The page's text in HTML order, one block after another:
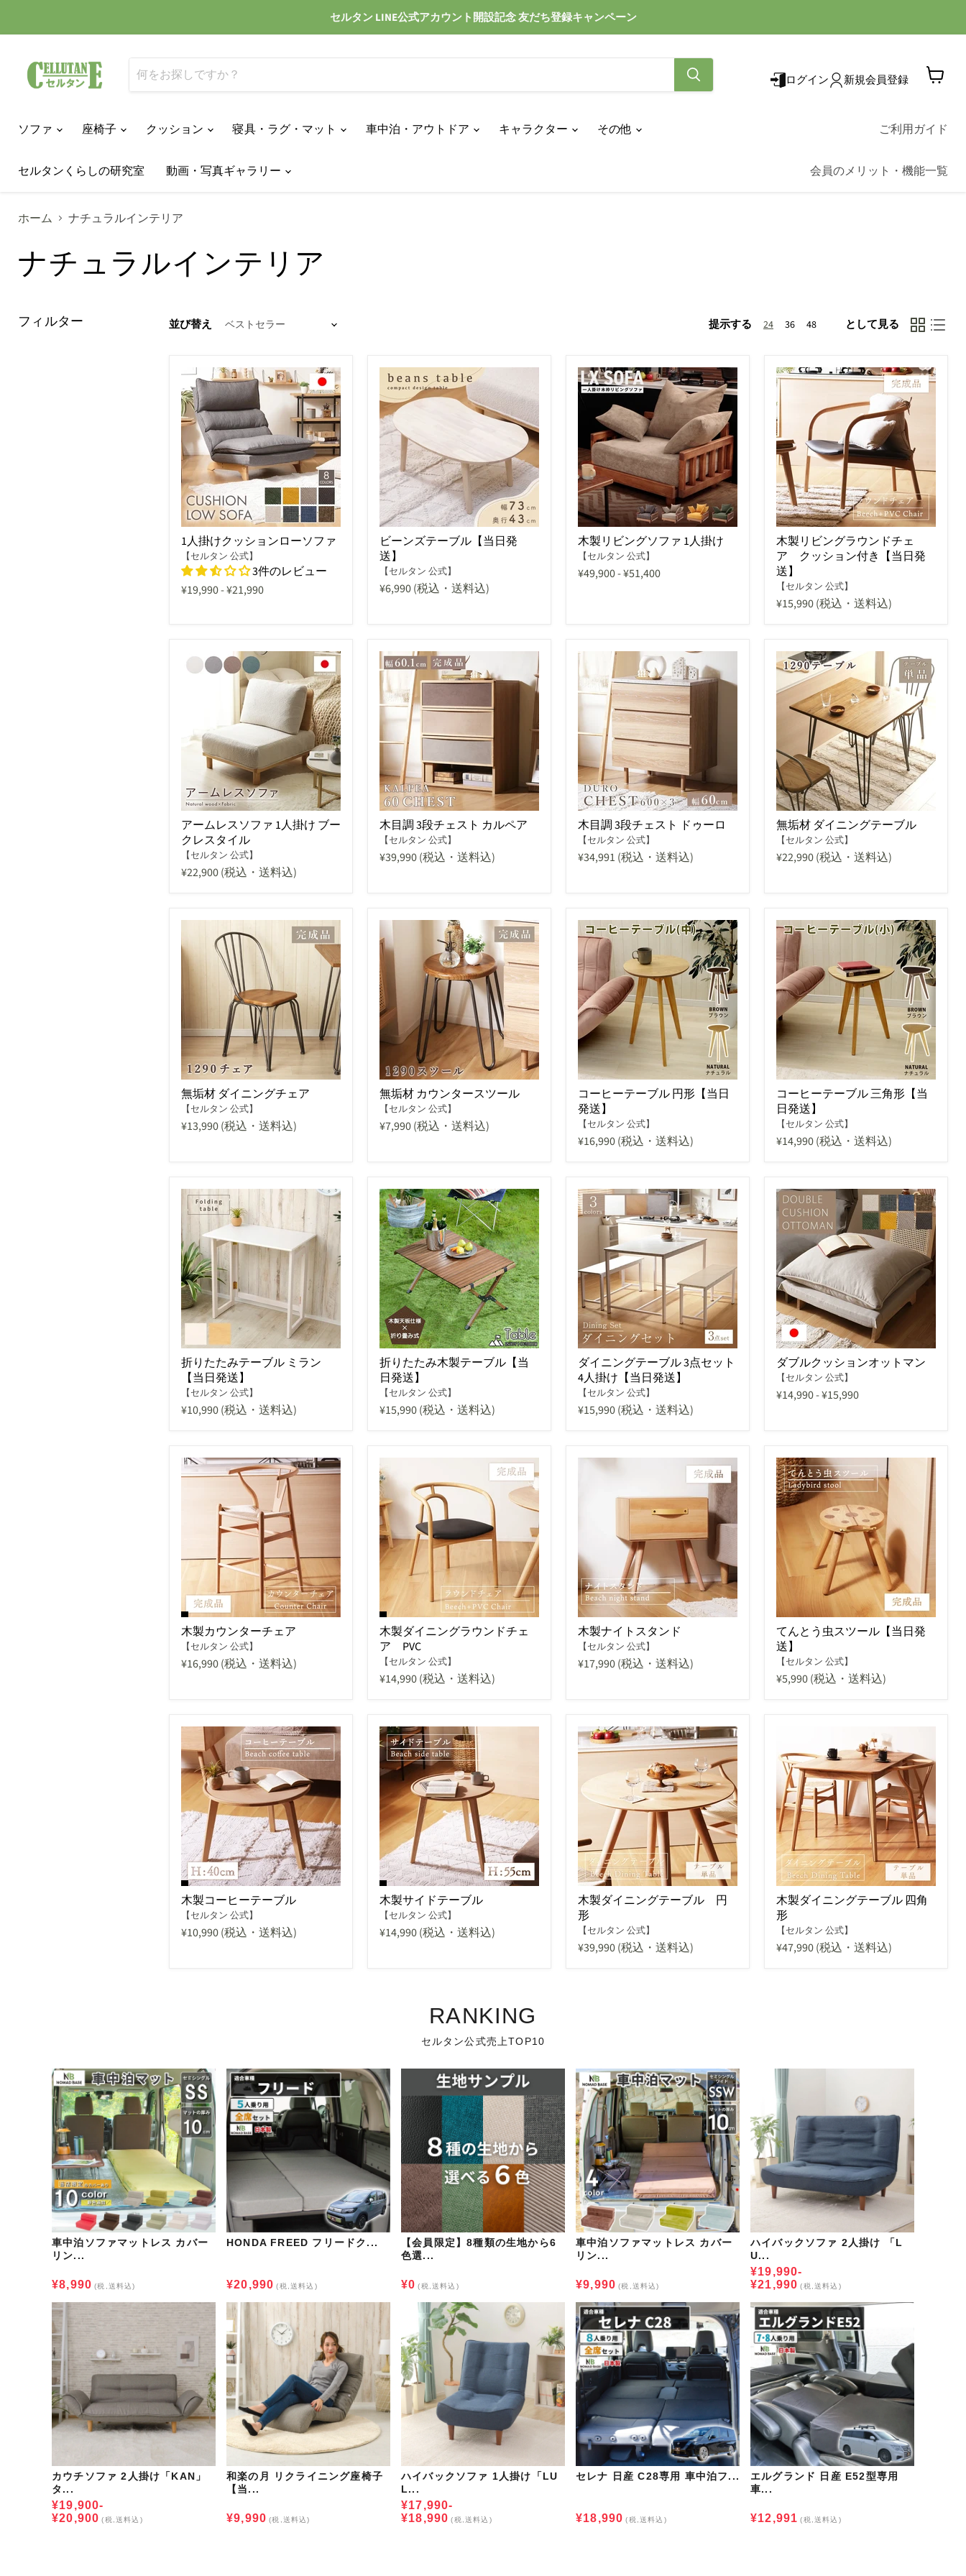
セルタン LINE公式アカウント開設記念 友だち登録キャンペーン
ログイン 新規会員登録
を
ソファ 座椅子 クッション 寝具・ラグ・マット 車中泊・アウトドア キャラクター その他
セルタンくらしの研究室 動画・写真ギャラリー
ご利用ガイド
会員のメリット・機能一覧
ホーム ナチュラルインテリア
ナチュラルインテリア
フィルター 並び替え 提示する 24 36 48 として見る
1人掛けクッションローソファ
【セルタン 公式】
3件のレビュー
¥19,990-¥21,990
ビーンズテーブル【当日発
送】
【セルタン 公式】
¥6,990(税込・送料込)
木製リビングソファ 1人掛け
【セルタン 公式】
¥49,900-¥51,400
木製リビングラウンドチェ
ア クッション付き【当日発
送】
【セルタン 公式】
¥15,990(税込・送料込)
アームレスソファ 1人掛け ブー
クレスタイル
【セルタン 公式】
¥22,900(税込・送料込)
木目調 3段チェスト カルペア
【セルタン 公式】
¥39,990(税込・送料込)
木目調 3段チェスト ドゥーロ
【セルタン 公式】
¥34,991 (税込・送料込)
無垢材 ダイニングテーブル
【セルタン 公式】
¥22,990(税込・送料込)
無垢材 ダイニングチェア
【セルタン 公式】
¥13,990(税込・送料込)
無垢材 カウンタースツール
【セルタン 公式】
¥7,990(税込・送料込)
コーヒーテーブル 円形【当日
発送】
【セルタン 公式】
¥16,990(税込・送料込)
コーヒーテーブル 三角形【当
日発送】
【セルタン 公式】
¥14,990(税込・送料込)
折りたたみテーブル ミラン
【当日発送】
【セルタン 公式】
¥10,990(税込・送料込)
折りたたみ木製テーブル【当
日発送】
【セルタン 公式】
¥15,990(税込・送料込)
ダイニングテーブル 3点セット
4人掛け【当日発送】
【セルタン 公式】
¥15,990(税込・送料込)
ダブルクッションオットマン
【セルタン 公式】
¥14,990-¥15,990
木製カウンターチェア
【セルタン 公式】
¥16,990(税込・送料込)
木製ダイニングラウンドチェ
ア PVC
【セルタン 公式】
¥14,990(税込・送料込)
木製ナイトスタンド
【セルタン 公式】
¥17,990(税込・送料込)
てんとう虫スツール【当日発
送】
【セルタン 公式】
¥5,990(税込・送料込)
木製コーヒーテーブル
【セルタン 公式】
¥10,990(税込・送料込)
木製サイドテーブル
【セルタン 公式】
¥14,990(税込・送料込)
木製ダイニングテーブル 円
形
【セルタン 公式】
¥39,990(税込・送料込)
木製ダイニングテーブル 四角
形
【セルタン 公式】
¥47,990(税込・送料込)
RANKING
セルタン公式売上TOP10
車中泊ソファマットレス カバー
リン...
¥8,990 (税,送料込)
HONDA FREED フリードク...
¥20,990 (税,送料込)
【会員限定】8種類の生地から6
色選...
¥0 (税,送料込)
車中泊ソファマットレス カバー
リン...
¥9,990 (税,送料込)
ハイバックソファ 2人掛け 「L
U...
¥19,990-
¥21,990 (税,送料込)
カウチソファ 2人掛け「KAN」
タ...
¥19,900-
¥20,900 (税,送料込)
和楽の月 リクライニング座椅子
【当...
¥9,990 (税,送料込)
ハイバックソファ 1人掛け「LU
L...
¥17,990-
¥18,990 (税,送料込)
セレナ 日産 C28専用 車中泊フ...
¥18,990 (税,送料込)
エルグランド 日産 E52型専用
車...
¥12,991 (税,送料込)